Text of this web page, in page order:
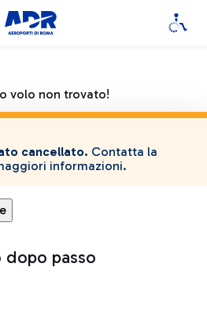
volo non trovato!
cancellato. Contatta la
informazioni.
dopo passo